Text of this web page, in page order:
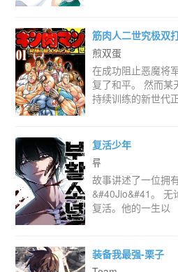
筋肉人二世究极双
煎双蛋
在成功阻止恶魔将
复了和平。 然而某
持续训练的新世代
复活少年
류
故事讲述了一位拥
&#40Jio&#41。 无
复活。他的一生以
装备我最强-栗子